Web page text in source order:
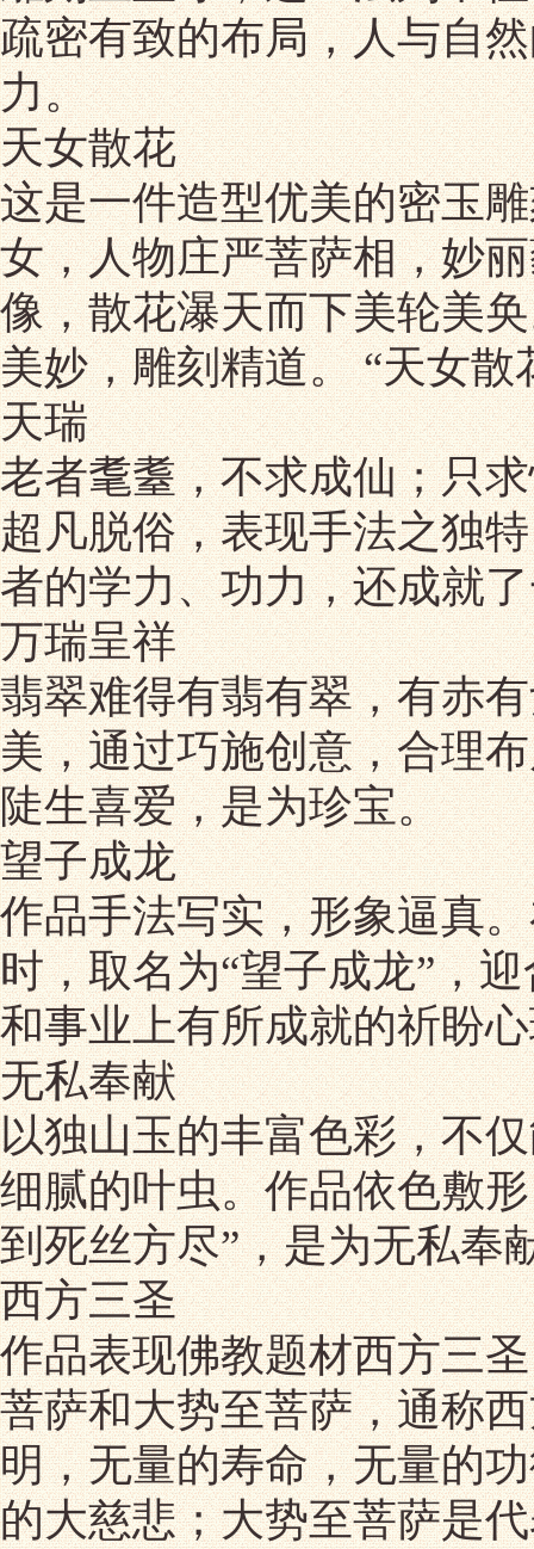
疏密有致的布局，人与自
力。
天女散花
这是一件造型优美的密玉
女，人物庄严菩萨相，妙
像，散花瀑天而下美轮美
美妙，雕刻精道。 “天女散
天瑞
老者耄耋，不求成仙；只
超凡脱俗，表现手法之独
者的学力、功力，还成就
万瑞呈祥
翡翠难得有翡有翠，有赤
美，通过巧施创意，合理
陡生喜爱，是为珍宝。
望子成龙
作品手法写实，形象逼真
时，取名为“望子成龙”，
和事业上有所成就的祈盼
无私奉献
以独山玉的丰富色彩，不
细腻的叶虫。作品依色敷
到死丝方尽”，是为无私奉
西方三圣
作品表现佛教题材西方三
菩萨和大势至菩萨，通称
明，无量的寿命，无量的
的大慈悲；大势至菩萨是